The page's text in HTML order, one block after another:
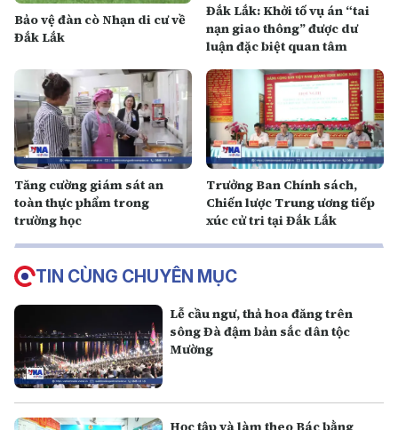
Bảo vệ đàn cò Nhạn di cư về
Đắk Lắk
Đắk Lắk: Khởi tố vụ án “tai
nạn giao thông” được dư
luận đặc biệt quan tâm
Tăng cường giám sát an
toàn thực phẩm trong
trường học
Trưởng Ban Chính sách,
Chiến lược Trung ương tiếp
xúc cử tri tại Đắk Lắk
TIN CÙNG CHUYÊN MỤC
Lễ cầu ngư, thả hoa đăng trên
sông Đà đậm bản sắc dân tộc
Mường